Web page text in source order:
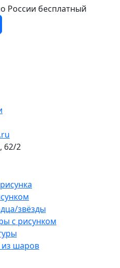
России бесплатный
62/2
звёзды
с рисунком
из шаров